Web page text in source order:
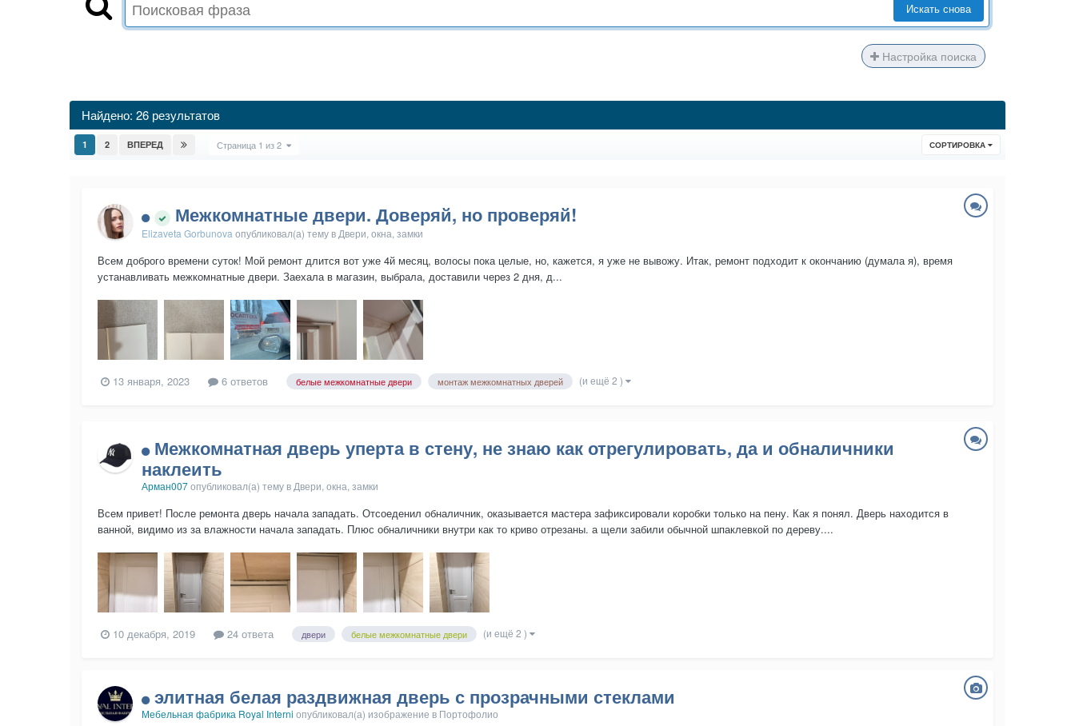
Искать снова
Настройка поиска
Найдено: 26 результатов
1 2 ВПЕРЕД Страница 1 из 2 СОРТИРОВКА
Межкомнатные двери. Доверяй, но проверяй!
Elizaveta Gorbunova опубликовал(а) тему в Двери, окна, замки
Всем доброго времени суток! Мой ремонт длится вот уже 4й месяц, волосы пока целые, но, кажется, я уже не вывожу. Итак, ремонт подходит к окончанию (думала я), время
устанавливать межкомнатные двери. Заехала в магазин, выбрала, доставили через 2 дня, д...
13 января, 2023 6 ответов белые межкомнатные двери монтаж межкомнатных дверей (и ещё 2 )
Межкомнатная дверь уперта в стену, не знаю как отрегулировать, да и обналичники
наклеить
Арман007опубликовал(а) тему в Двери, окна, замки
Всем привет! После ремонта дверь начала западать. Отсоеденил обналичник, оказывается мастера зафиксировали коробки только на пену. Как я понял. Дверь находится в
ванной, видимо из за влажности начала западать. Плюс обналичники внутри как то криво отрезаны. а щели забили обычной шпаклевкой по дереву....
10 декабря, 2019 24 ответа двери белые межкомнатные двери (и ещё 2 )
элитная белая раздвижная дверь с прозрачными стеклами
Мебельная фабрика Royal Interni опубликовал(а) изображение в Портофолио